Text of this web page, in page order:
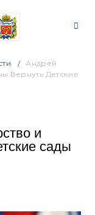
Андрей
Вернуть Детские
и
сады